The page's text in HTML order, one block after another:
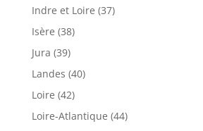
Indre et Loire (37)
Isère (38)
Jura (39)
Landes (40)
Loire (42)
Loire-Atlantique (44)